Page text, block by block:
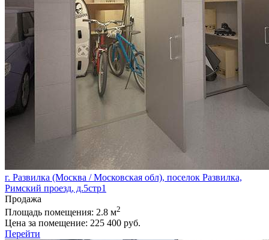
г. Развилка (Москва / Московская обл), поселок Развилка,
Римский проезд, д.5стр1
Продажа
Площадь помещения: 2.8 м2
Цена за помещение: 225 400 руб.
Перейти